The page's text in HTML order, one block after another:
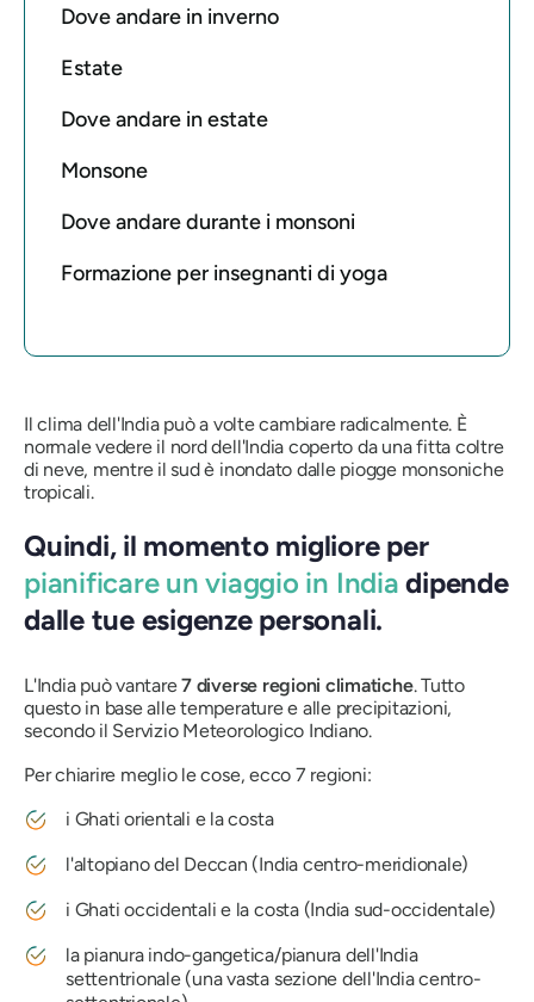
Dove andare in inverno
Estate
Dove andare in estate
Monsone
Dove andare durante i monsoni
Formazione per insegnanti di yoga
Il clima dell'India può a volte cambiare radicalmente. È
normale vedere il nord dell'India coperto da una fitta coltre
di neve, mentre il sud è inondato dalle piogge monsoniche
tropicali.
Quindi, il momento migliore per
pianificare un viaggio in India dipende
dalle tue esigenze personali.
L'India può vantare7 diverse regioni climatiche. Tutto
questo in base alle temperature e alle precipitazioni,
secondo il Servizio Meteorologico Indiano.
Per chiarire meglio le cose, ecco 7 regioni:
i Ghati orientali e la costa
l'altopiano del Deccan (India centro-meridionale)
i Ghati occidentali e la costa (India sud-occidentale)
la pianura indo-gangetica/pianura dell'India
settentrionale (una vasta sezione dell'India centro-